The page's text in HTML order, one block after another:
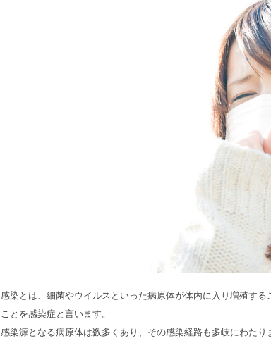
感染とは、細菌やウイルスといった病原体が体内に入り増殖す
ことを感染症と言います。
感染源となる病原体は数多くあり、その感染経路も多岐にわたり